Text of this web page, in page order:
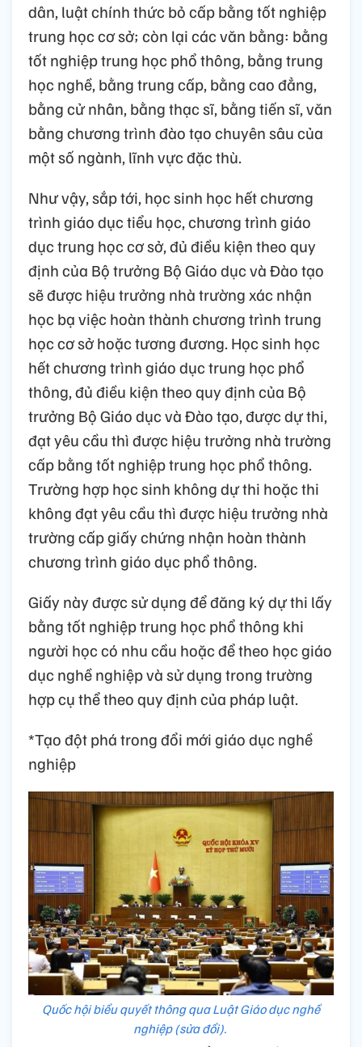
dân, luật chính thức bỏ cấp bằng tốt nghiệp
trung học cơ sở; còn lại các văn bằng: bằng
tốt nghiệp trung học phổ thông, bằng trung
học nghề, bằng trung cấp, bằng cao đẳng,
bằng cử nhân, bằng thạc sĩ, bằng tiến sĩ, văn
bằng chương trình đào tạo chuyên sâu của
một số ngành, lĩnh vực đặc thù.
Như vậy, sắp tới, học sinh học hết chương
trình giáo dục tiểu học, chương trình giáo
dục trung học cơ sở, đủ điều kiện theo quy
định của Bộ trưởng Bộ Giáo dục và Đào tạo
sẽ được hiệu trưởng nhà trường xác nhận
học bạ việc hoàn thành chương trình trung
học cơ sở hoặc tương đương. Học sinh học
hết chương trình giáo dục trung học phổ
thông, đủ điều kiện theo quy định của Bộ
trưởng Bộ Giáo dục và Đào tạo, được dự thi,
đạt yêu cầu thì được hiệu trưởng nhà trường
cấp bằng tốt nghiệp trung học phổ thông.
Trường hợp học sinh không dự thi hoặc thi
không đạt yêu cầu thì được hiệu trưởng nhà
trường cấp giấy chứng nhận hoàn thành
chương trình giáo dục phổ thông.
Giấy này được sử dụng để đăng ký dự thi lấy
bằng tốt nghiệp trung học phổ thông khi
người học có nhu cầu hoặc để theo học giáo
dục nghề nghiệp và sử dụng trong trường
hợp cụ thể theo quy định của pháp luật.
*Tạo đột phá trong đổi mới giáo dục nghề
nghiệp
Quốc hội biểu quyết thông qua Luật Giáo dục nghề
nghiệp (sửa đổi).